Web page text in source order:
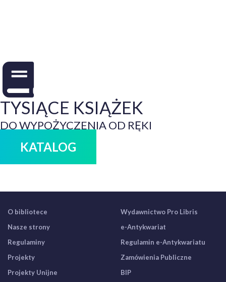
TYSIĄCE KSIĄŻEK
DO WYPOŻYCZENIA OD RĘKI
KATALOG
O bibliotece
Nasze strony
Regulaminy
Projekty
Projekty Unijne
Wydawnictwo Pro Libris
e-Antykwariat
Regulamin e-Antykwariatu
Zamówienia Publiczne
BIP